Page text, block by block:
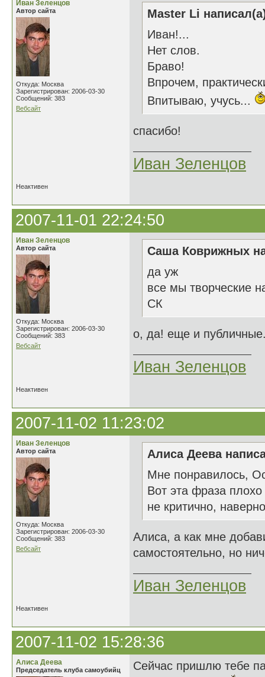
Иван Зеленцов
Автор сайта
Откуда: Москва
Зарегистрирован: 2006-03-30
Сообщений: 383
Вебсайт
Master Li
Иван!...
Нет слов.
Браво!
Впрочем,
Впитываю, учусь...
спасибо!
Иван Зеленцов
Неактивен
2007-11-01 22:24:50
Иван Зеленцов
Автор сайта
Откуда: Москва
Зарегистрирован: 2006-03-30
Сообщений: 383
Вебсайт
Саша Коврижных
да уж
все мы творческие
СК
о, да! еще и
Иван Зеленцов
Неактивен
2007-11-02 11:23:02
Иван Зеленцов
Автор сайта
Откуда: Москва
Зарегистрирован: 2006-03-30
Сообщений: 383
Вебсайт
Алиса Деева
Мне понравилось,
Вот эта фраза
не критично,
Алиса, а как мне
самостоятельно, но
Иван Зеленцов
Неактивен
2007-11-02 15:28:36
Алиса Деева
Председатель клуба самоубийц
Сейчас пришлю тебе